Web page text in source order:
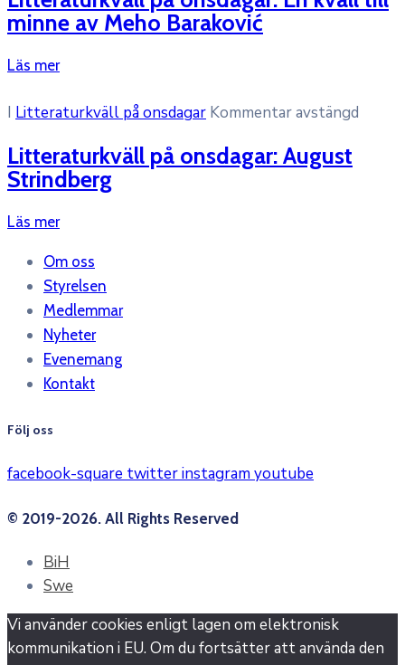
minne av Meho Baraković
Läs mer
I Litteraturkväll på onsdagar Kommentar avstängd
Litteraturkväll på onsdagar: August
Strindberg
Läs mer
Om oss
Styrelsen
Medlemmar
Nyheter
Evenemang
Kontakt
Följ oss
facebook-square twitterinstagramyoutube
© 2019-2026. All Rights Reserved
BiH
Swe
Vi använder cookies enligt lagen om elektronisk
kommunikation i EU. Om du fortsätter att använda den